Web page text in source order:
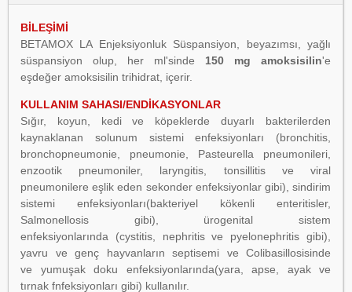
BİLEŞİMİ
BETAMOX LA Enjeksiyonluk Süspansiyon, beyazımsı, yağlı
süspansiyon olup, her ml'sinde 150 mg amoksisilin'e
eşdeğer amoksisilin trihidrat, içerir.
KULLANIM SAHASI/ENDİKASYONLAR
Sığır, koyun, kedi ve köpeklerde duyarlı bakterilerden
kaynaklanan solunum sistemi enfeksiyonları (bronchitis,
bronchopneumonie, pneumonie, Pasteurella pneumonileri,
enzootik pneumoniler, laryngitis, tonsillitis ve viral
pneumonilere eşlik eden sekonder enfeksiyonlar gibi), sindirim
sistemi enfeksiyonları(bakteriyel kökenli enteritisler,
Salmonellosis gibi), ürogenital sistem
enfeksiyonlarında (cystitis, nephritis ve pyelonephritis gibi),
yavru ve genç hayvanların septisemi ve Colibasillosisinde
ve yumuşak doku enfeksiyonlarında(yara, apse, ayak ve
tırnak fnfeksiyonları gibi) kullanılır.